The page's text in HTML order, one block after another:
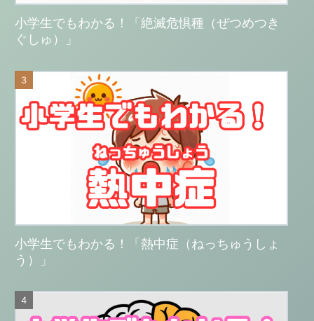
小学生でもわかる！「絶滅危惧種（ぜつめつき
ぐしゅ）」
小学生でもわかる！「熱中症（ねっちゅうしょ
う）」